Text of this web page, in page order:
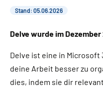
Stand: 05.06.2026
Delve wurde im
Delve ist eine in
deine Arbeit besser zu
dies, indem sie dir